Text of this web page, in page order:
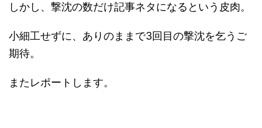
しかし、撃沈の数だけ記事ネタになるという皮肉。
小細工せずに、ありのままで3回目の撃沈を乞うご
期待。
またレポートします。